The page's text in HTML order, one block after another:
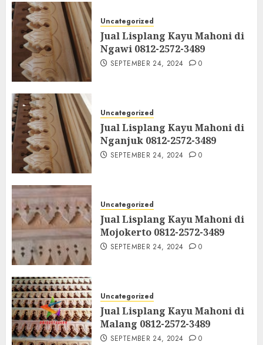
Uncategorized
Jual Lisplang Kayu Mahoni di
Ngawi 0812-2572-3489
SEPTEMBER 24, 2024 0
Uncategorized
Jual Lisplang Kayu Mahoni di
Nganjuk 0812-2572-3489
SEPTEMBER 24, 2024 0
Uncategorized
Jual Lisplang Kayu Mahoni di
Mojokerto 0812-2572-3489
SEPTEMBER 24, 2024 0
Uncategorized
Jual Lisplang Kayu Mahoni di
Malang 0812-2572-3489
SEPTEMBER 24, 2024 0